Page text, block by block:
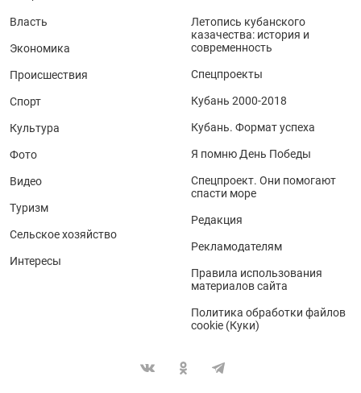
Власть
Экономика
Происшествия
Спорт
Культура
Фото
Видео
Туризм
Сельское хозяйство
Интересы
Летопись кубанского
казачества: история и
современность
Спецпроекты
Кубань 2000-2018
Кубань. Формат успеха
Я помню День Победы
Спецпроект. Они помогают
спасти море
Редакция
Рекламодателям
Правила использования
материалов сайта
Политика обработки файлов
cookie (Куки)